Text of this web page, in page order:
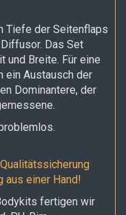
Tiefe der Seitenflaps
Das Set
und Breite. Für eine
ein Austausch der
Dominantere, der
aus einer Hand!
fertigen wir